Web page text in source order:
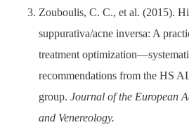
Zouboulis, C. C., et al. (2015).
suppurativa/acne inversa: A
treatment
recommendations from the HS
group. Journal of the European
and Venereology.